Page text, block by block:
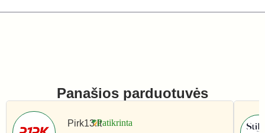
Panašios parduotuvės
Pirk13.lt